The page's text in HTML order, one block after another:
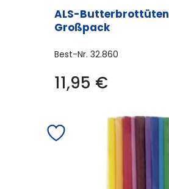
ALS-Butterbrottüten
Großpack
Best-Nr. 32.860
11,95 €